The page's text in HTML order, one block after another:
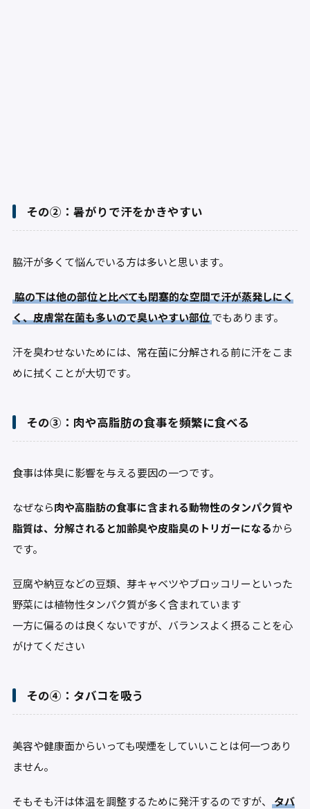
その②：暑がりで汗をかきやすい
脇汗が多くて悩んでいる方は多いと思います。
脇の下は他の部位と比べても閉塞的な空間で汗が蒸発しにく
く、皮膚常在菌も多いので臭いやすい部位でもあります。
汗を臭わせないためには、常在菌に分解される前に汗をこま
めに拭くことが大切です。
その③：肉や高脂肪の食事を頻繁に食べる
食事は体臭に影響を与える要因の一つです。
なぜなら肉や高脂肪の食事に含まれる動物性のタンパク質や
脂質は、分解されると加齢臭や皮脂臭のトリガーになるから
です。
豆腐や納豆などの豆類、芽キャベツやブロッコリーといった
野菜には植物性タンパク質が多く含まれています
一方に偏るのは良くないですが、バランスよく摂ることを心
がけてください
その④：タバコを吸う
美容や健康面からいっても喫煙をしていいことは何一つあり
ません。
そもそも汗は体温を調整するために発汗するのですが、
タバ